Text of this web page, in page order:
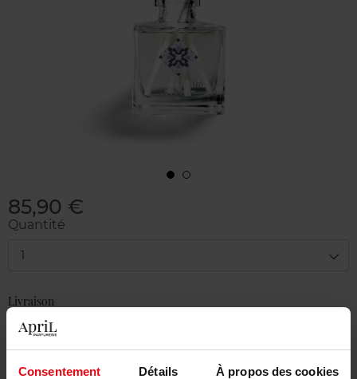
Consentement Détails À propos des cookies
85,90 €
Quantité
1
Livraison
En stock
Ajouter au panier